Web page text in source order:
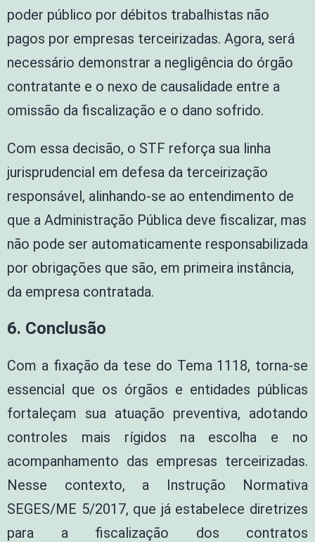
poder público por débitos trabalhistas não
pagos por empresas terceirizadas. Agora, será
necessário demonstrar a negligência do órgão
contratante e o nexo de causalidade entre a
omissão da fiscalização e o dano sofrido.
Com essa decisão, o STF reforça sua linha
jurisprudencial em defesa da terceirização
responsável, alinhando-se ao entendimento de
que a Administração Pública deve fiscalizar, mas
não pode ser automaticamente responsabilizada
por obrigações que são, em primeira instância,
da empresa contratada.
6. Conclusão
Com a fixação da tese do Tema 1118, torna-se
essencial que os órgãos e entidades públicas
fortaleçam sua atuação preventiva, adotando
controles mais rígidos na escolha e no
acompanhamento das empresas terceirizadas.
Nesse contexto, a Instrução Normativa
SEGES/ME 5/2017, que já estabelece diretrizes
para a fiscalização dos contratos